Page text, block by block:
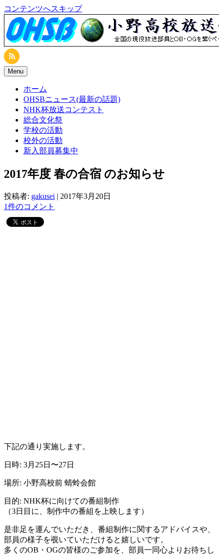
コンテンツへスキップ
Menu
ホーム
OHSBニュース(最新の話題)
NHK杯放送コンテスト
総合文化祭
学校の活動
校外の活動
新入部員募集中
2017年度 春の合宿 のお知らせ
投稿者: gakusei | 2017年3月20日
1件のコメント
下記の通り実施します。
日時: 3月25日〜27日
場所: 小野高校前 蜻蛉会館
目的: NHK杯に向けての番組制作
（3日目に、制作中の番組を上映します）
是非足を運んでいただき、番組制作に関するアドバイスや、
部員の様子を覗いていただけると嬉しいです。
多くのOB・OGの皆様のご参加を、部員一同心よりお待ちし